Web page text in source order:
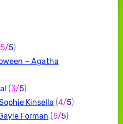
5/5)
– Agatha
(3/5)
Kinsella (4/5)
Forman (5/5)